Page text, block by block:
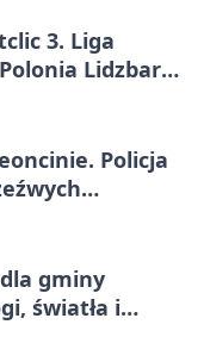
3. Liga
Lidzbark
Policja
gminy
światła i